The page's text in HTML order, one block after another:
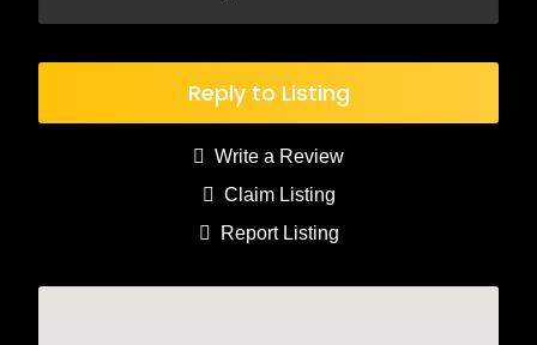
Reply to Listing
Write a Review
Claim Listing
Report Listing